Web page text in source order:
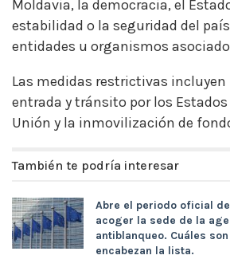
Moldavia, la democracia, el
estabilidad o la seguridad del
entidades u organismos
Las medidas restrictivas
entrada y tránsito por los
Unión y la inmovilización de
También te podría interesar
Abre el periodo oficial
acoger la sede de la
antiblanqueo. Cuáles
encabezan la lista.